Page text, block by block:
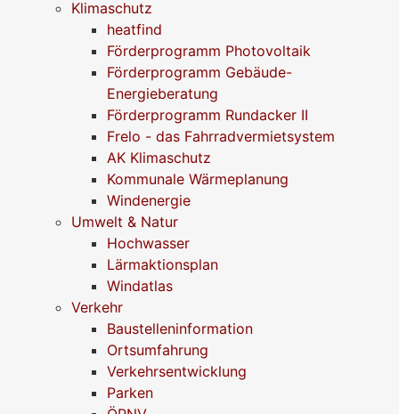
Klimaschutz
heatfind
Förderprogramm Photovoltaik
Förderprogramm Gebäude-
Energieberatung
Förderprogramm Rundacker II
Frelo - das Fahrradvermietsystem
AK Klimaschutz
Kommunale Wärmeplanung
Windenergie
Umwelt & Natur
Hochwasser
Lärmaktionsplan
Windatlas
Verkehr
Baustelleninformation
Ortsumfahrung
Verkehrsentwicklung
Parken